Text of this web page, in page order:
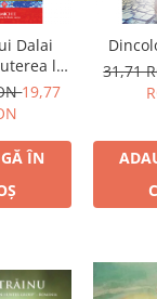
Dalai
lui
19,77
ÎN
31,71